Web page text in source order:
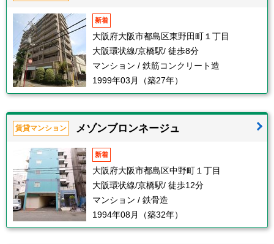
新着
大阪府大阪市都島区東野田町１丁目
大阪環状線/京橋駅/ 徒歩8分
マンション / 鉄筋コンクリート造
1999年03月（築27年）
賃貸マンション メゾンブロンネージュ
新着
大阪府大阪市都島区中野町１丁目
大阪環状線/京橋駅/ 徒歩12分
マンション / 鉄骨造
1994年08月（築32年）